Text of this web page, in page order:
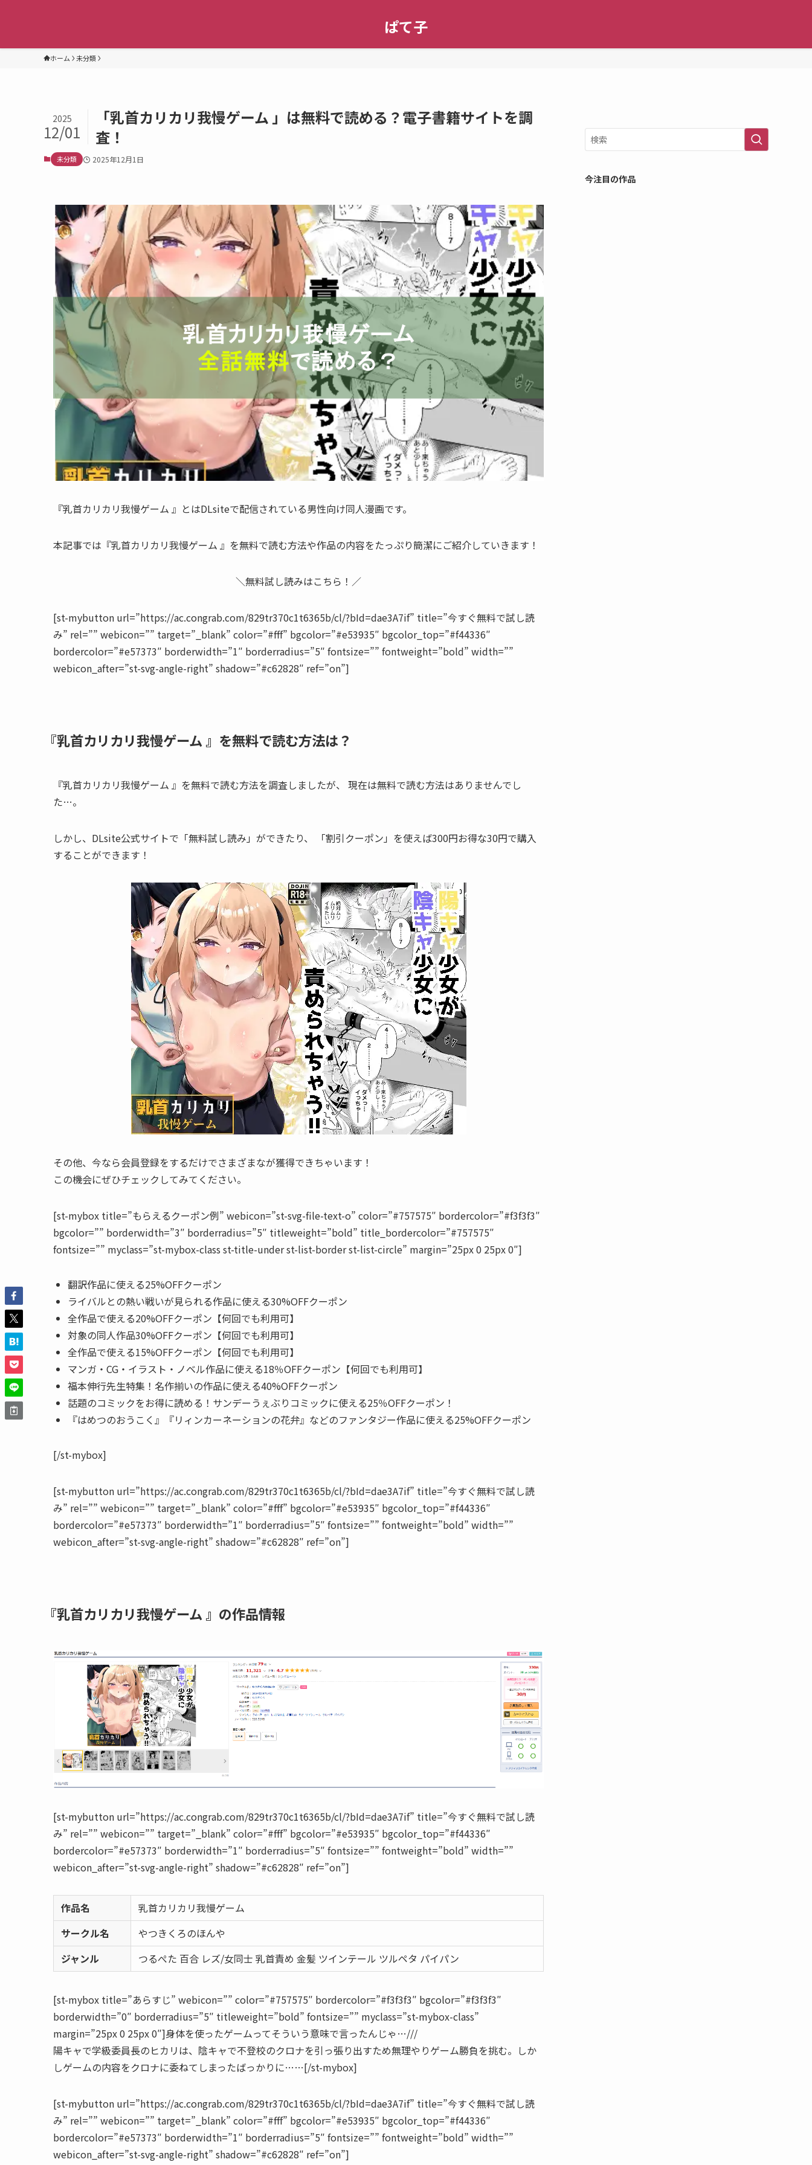
ぱて子
ホーム 未分類
「乳首カリカリ我慢ゲーム 」は無料で読める？電子書籍サイトを調
査！
2025
12/01
未分類 2025年12月1日
『乳首カリカリ我慢ゲーム 』とはDLsiteで配信されている男性向け同人漫画です。
本記事では『乳首カリカリ我慢ゲーム 』を無料で読む方法や作品の内容をたっぷり簡潔にご紹介していきます！
＼無料試し読みはこちら！／
[st-mybutton url=”https://ac.congrab.com/829tr370c1t6365b/cl/?bId=dae3A7if” title=”今すぐ無料で試し読
み” rel=”” webicon=”” target=”_blank” color=”#fff” bgcolor=”#e53935″ bgcolor_top=”#f44336″
bordercolor=”#e57373″ borderwidth=”1″ borderradius=”5″ fontsize=”” fontweight=”bold” width=””
webicon_after=”st-svg-angle-right” shadow=”#c62828″ ref=”on”]
『乳首カリカリ我慢ゲーム 』を無料で読む方法は？
『乳首カリカリ我慢ゲーム 』を無料で読む方法を調査しましたが、 現在は無料で読む方法はありませんでし
た…。
しかし、DLsite公式サイトで「無料試し読み 」ができたり、 「割引クーポン 」を使えば300円お得な30円で購入
することができます！
その他、今なら会員登録をするだけでさまざまなが獲得できちゃいます！
この機会にぜひチェックしてみてください。
[st-mybox title=”もらえるクーポン例” webicon=”st-svg-file-text-o” color=”#757575″ bordercolor=”#f3f3f3″
bgcolor=”” borderwidth=”3″ borderradius=”5″ titleweight=”bold” title_bordercolor=”#757575″
fontsize=”” myclass=”st-mybox-class st-title-under st-list-border st-list-circle” margin=”25px 0 25px 0″]
翻訳作品に使える25%OFFクーポン
ライバルとの熱い戦いが見られる作品に使える30%OFFクーポン
全作品で使える20%OFFクーポン【何回でも利用可】
対象の同人作品30%OFFクーポン【何回でも利用可】
全作品で使える15%OFFクーポン【何回でも利用可】
マンガ・CG・イラスト・ノベル作品に使える18％OFFクーポン【何回でも利用可】
福本伸行先生特集！名作揃いの作品に使える40%OFFクーポン
話題のコミックをお得に読める！サンデーうぇぶりコミックに使える25％OFFクーポン！
『はめつのおうこく』『リィンカーネーションの花弁』などのファンタジー作品に使える25%OFFクーポン
[/st-mybox]
[st-mybutton url=”https://ac.congrab.com/829tr370c1t6365b/cl/?bId=dae3A7if” title=”今すぐ無料で試し読
み” rel=”” webicon=”” target=”_blank” color=”#fff” bgcolor=”#e53935″ bgcolor_top=”#f44336″
bordercolor=”#e57373″ borderwidth=”1″ borderradius=”5″ fontsize=”” fontweight=”bold” width=””
webicon_after=”st-svg-angle-right” shadow=”#c62828″ ref=”on”]
『乳首カリカリ我慢ゲーム 』の作品情報
[st-mybutton url=”https://ac.congrab.com/829tr370c1t6365b/cl/?bId=dae3A7if” title=”今すぐ無料で試し読
み” rel=”” webicon=”” target=”_blank” color=”#fff” bgcolor=”#e53935″ bgcolor_top=”#f44336″
bordercolor=”#e57373″ borderwidth=”1″ borderradius=”5″ fontsize=”” fontweight=”bold” width=””
webicon_after=”st-svg-angle-right” shadow=”#c62828″ ref=”on”]
作品名
乳首カリカリ我慢ゲーム
サークル名
やつきくろのほんや
ジャンル
つるぺた 百合 レズ/女同士 乳首責め 金髪 ツインテール ツルペタ パイパン
[st-mybox title=”あらすじ” webicon=”” color=”#757575″ bordercolor=”#f3f3f3″ bgcolor=”#f3f3f3″
borderwidth=”0″ borderradius=”5″ titleweight=”bold” fontsize=”” myclass=”st-mybox-class”
margin=”25px 0 25px 0″]身体を使ったゲームってそういう意味で言ったんじゃ…///
陽キャで学級委員長のヒカリは、陰キャで不登校のクロナを引っ張り出すため無理やりゲーム勝負を挑む。しか
しゲームの内容をクロナに委ねてしまったばっかりに……[/st-mybox]
[st-mybutton url=”https://ac.congrab.com/829tr370c1t6365b/cl/?bId=dae3A7if” title=”今すぐ無料で試し読
み” rel=”” webicon=”” target=”_blank” color=”#fff” bgcolor=”#e53935″ bgcolor_top=”#f44336″
bordercolor=”#e57373″ borderwidth=”1″ borderradius=”5″ fontsize=”” fontweight=”bold” width=””
webicon_after=”st-svg-angle-right” shadow=”#c62828″ ref=”on”]
今注目の作品